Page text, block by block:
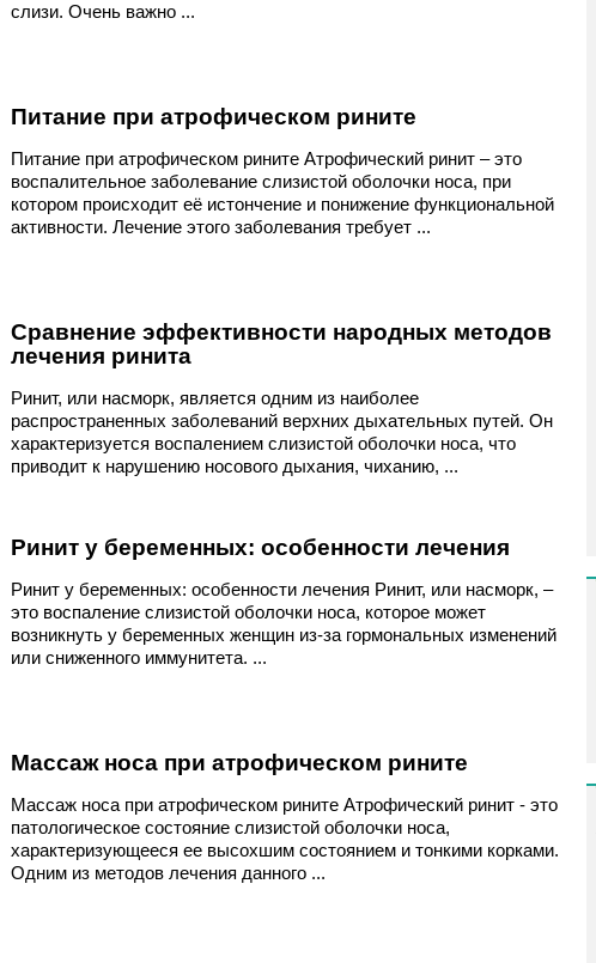
слизи. Очень важно ...
Питание при атрофическом рините
Питание при атрофическом рините Атрофический ринит – это
воспалительное заболевание слизистой оболочки носа, при
котором происходит её истончение и понижение функциональной
активности. Лечение этого заболевания требует ...
Сравнение эффективности народных методов
лечения ринита
Ринит, или насморк, является одним из наиболее
распространенных заболеваний верхних дыхательных путей. Он
характеризуется воспалением слизистой оболочки носа, что
приводит к нарушению носового дыхания, чиханию, ...
Ринит у беременных: особенности лечения
Ринит у беременных: особенности лечения Ринит, или насморк, –
это воспаление слизистой оболочки носа, которое может
возникнуть у беременных женщин из-за гормональных изменений
или сниженного иммунитета. ...
Массаж носа при атрофическом рините
Массаж носа при атрофическом рините Атрофический ринит - это
патологическое состояние слизистой оболочки носа,
характеризующееся ее высохшим состоянием и тонкими корками.
Одним из методов лечения данного ...